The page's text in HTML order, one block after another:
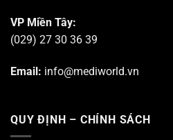
VP Miền Tây:
(029) 27 30 36 39
Email: info@mediworld.vn
QUY ĐỊNH – CHÍNH SÁCH